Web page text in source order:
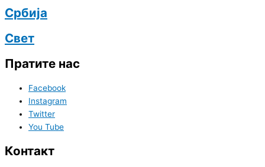
Србија
Свет
Пратите нас
Facebook
Instagram
Twitter
You Tube
Контакт